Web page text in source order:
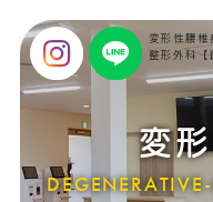
変形性腰
整形外科【
変